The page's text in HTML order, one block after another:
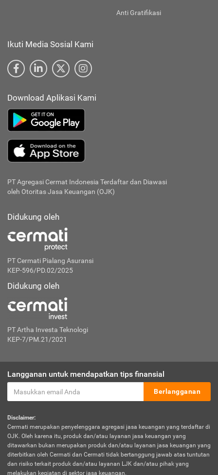
Anti Gratifikasi
Ikuti Media Sosial Kami
Download Aplikasi Kami
PT Agregasi Cermat Indonesia Terdaftar dan Diawasi
oleh Otoritas Jasa Keuangan (OJK)
Didukung oleh
PT Cermati Pialang Asuransi
KEP-596/PD.02/2025
Didukung oleh
PT Artha Investa Teknologi
KEP-7/PM.21/2021
Langganan untuk mendapatkan tips finansial
Berlangganan
Disclaimer:
Cermati merupakan penyelenggara agregasi jasa keuangan yang terdaftar di
OJK. Oleh karena itu, produk dan/atau layanan jasa keuangan yang
ditawarkan bukan merupakan produk dan/atau layanan jasa keuangan yang
diterbitkan oleh Cermati dan Cermati tidak bertanggung jawab atas tuntutan
dan risiko terkait produk dan/atau layanan LJK dan/atau pihak yang
melakukan kegiatan di sektor jasa keuangan.